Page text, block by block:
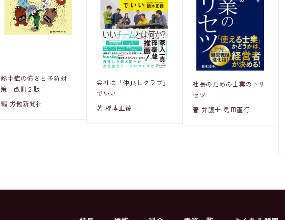
熱中症の怖さと予防対
策 改訂２版
編 労働新聞社
会社は「仲良しクラブ」
でいい
著 橋本正徳
社長のための士業のトリ
セツ
著 弁護士 島田直行